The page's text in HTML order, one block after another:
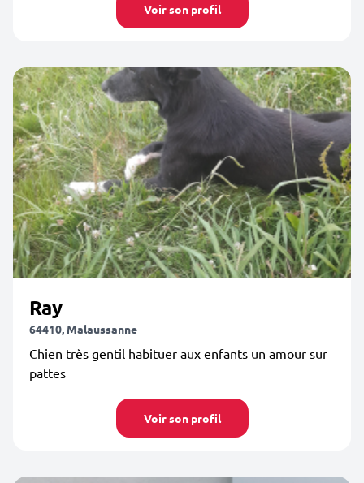
Voir son profil
Ray
64410, Malaussanne
Chien très gentil habituer aux enfants un amour sur
pattes
Voir son profil